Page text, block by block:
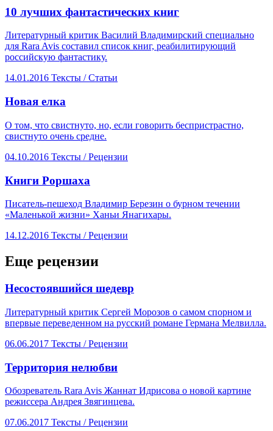
​10 лучших фантастических книг
Литературный критик Василий Владимирский специально
для Rara Avis составил список книг, реабилитирующий
российскую фантастику.
14.01.2016 Тексты /Статьи
​Новая елка
О том, что свистнуто, но, если говорить беспристрастно,
свистнуто очень средне.
04.10.2016 Тексты /Рецензии
​Книги Роршаха
Писатель-пешеход Владимир Березин о бурном течении
«Маленькой жизни» Ханьи Янагихары.
14.12.2016 Тексты /Рецензии
Еще рецензии
​Несостоявшийся шедевр
Литературный критик Сергей Морозов о самом спорном и
впервые переведенном на русский романе Германа Мелвилла.
06.06.2017 Тексты /Рецензии
Территория нелюбви
Обозреватель Rara Avis Жаннат Идрисова о новой картине
режиссера Андрея Звягинцева.
07.06.2017 Тексты /Рецензии